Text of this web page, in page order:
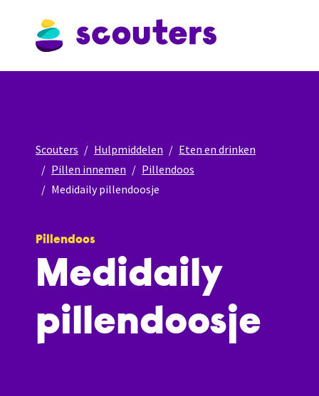
Scouters Hulpmiddelen
Eten en drinken
Pillen innemen
Pillendoos
Medidaily pillendoosje
Pillendoos
Medidaily
pillendoosje